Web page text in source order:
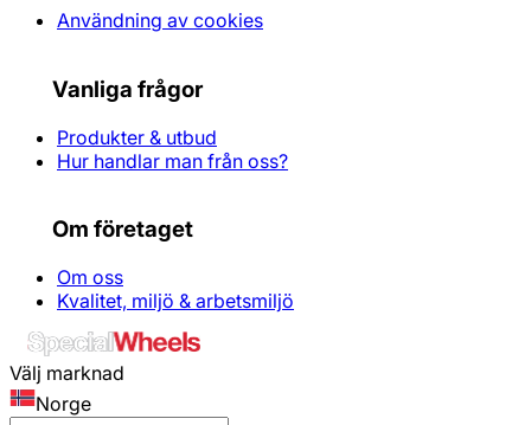
Användning av cookies
Vanliga frågor
Produkter & utbud
Hur handlar man från oss?
Om företaget
Om oss
Kvalitet, miljö & arbetsmiljö
Välj marknad
Norge